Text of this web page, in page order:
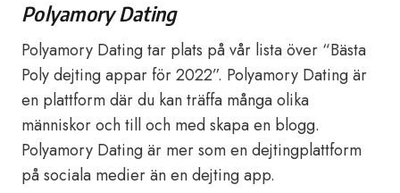
Polyamory Dating
Polyamory Dating tar plats på vår lista över “Bästa
Poly dejting appar för 2022”. Polyamory Dating är
en plattform där du kan träffa många olika
människor och till och med skapa en blogg.
Polyamory Dating är mer som en dejtingplattform
på sociala medier än en dejting app.